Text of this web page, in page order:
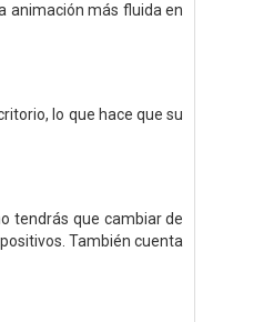
animación más fluida en
lo que hace que su
tendrás que cambiar de
También cuenta